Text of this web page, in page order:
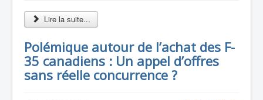
Lire la suite...
Polémique autour de l’achat des F-
35 canadiens : Un appel d’offres
sans réelle concurrence ?